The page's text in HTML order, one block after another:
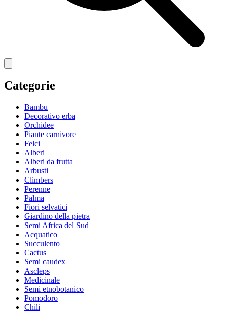
Categorie
Bambu
Decorativo erba
Orchidee
Piante carnivore
Felci
Alberi
Alberi da frutta
Arbusti
Climbers
Perenne
Palma
Fiori selvatici
Giardino della pietra
Semi Africa del Sud
Acquatico
Succulento
Cactus
Semi caudex
Ascleps
Medicinale
Semi etnobotanico
Pomodoro
Chili